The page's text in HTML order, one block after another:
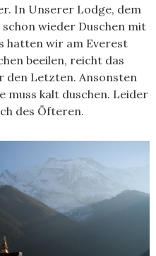
In Unserer Lodge, dem
wieder Duschen mit
hatten wir am Everest
beeilen, reicht das
den Letzten. Ansonsten
muss kalt duschen. Leider
des Öfteren.